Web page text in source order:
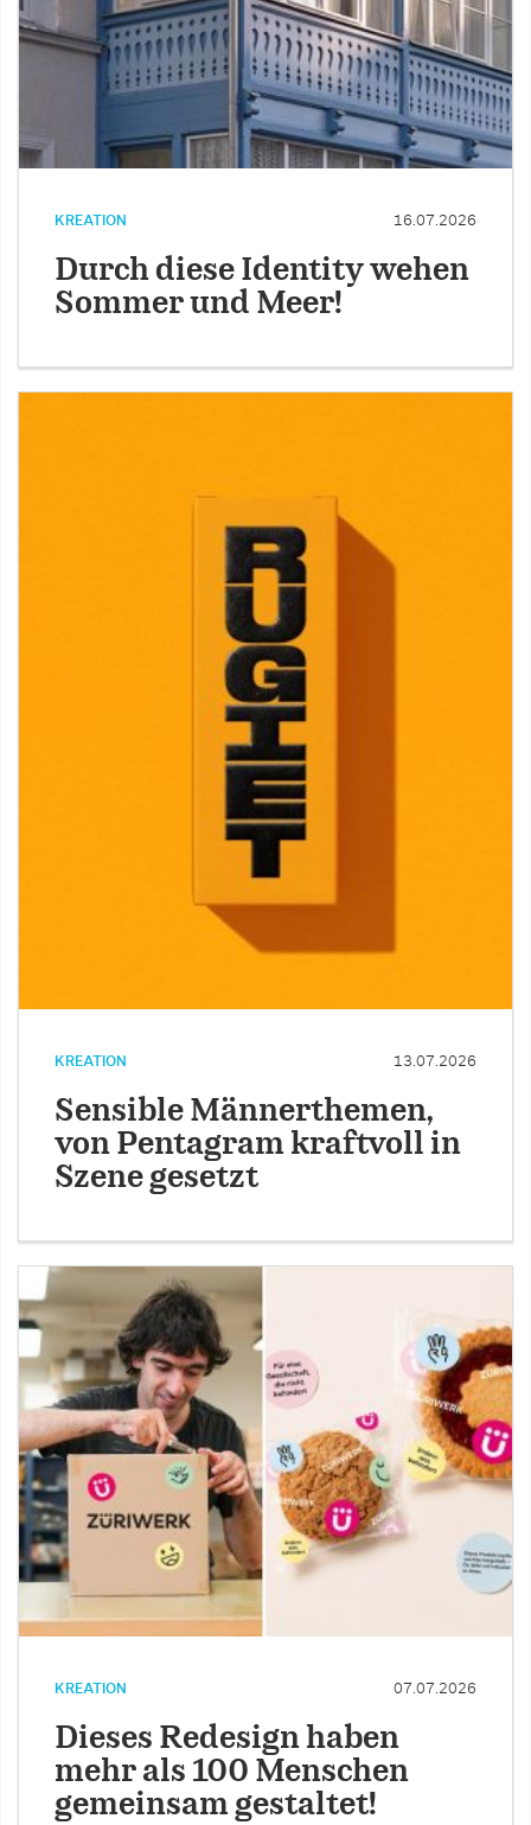
KREATION 16.07.2026
Durch diese Identity wehen
Sommer und Meer!
KREATION 13.07.2026
Sensible Männerthemen,
von Pentagram kraftvoll in
Szene gesetzt
KREATION 07.07.2026
Dieses Redesign haben
mehr als 100 Menschen
gemeinsam gestaltet!